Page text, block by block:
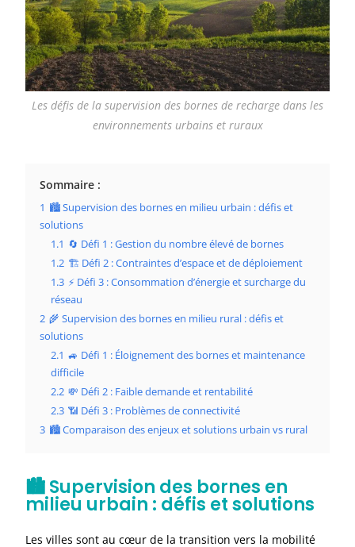
Les défis de la supervision des bornes de recharge dans les
environnements urbains et ruraux
Sommaire :
1 🏙️ Supervision des bornes en milieu urbain : défis et
solutions
1.1 🔄 Défi 1 : Gestion du nombre élevé de bornes
1.2 🏗️ Défi 2 : Contraintes d’espace et de déploiement
1.3 ⚡ Défi 3 : Consommation d’énergie et surcharge du
réseau
2 🌾 Supervision des bornes en milieu rural : défis et
solutions
2.1 🚙 Défi 1 : Éloignement des bornes et maintenance
difficile
2.2 💸 Défi 2 : Faible demande et rentabilité
2.3 📶 Défi 3 : Problèmes de connectivité
3 🏙️ Comparaison des enjeux et solutions urbain vs rural
🏙️ Supervision des bornes en
milieu urbain : défis et solutions
Les villes sont au cœur de la transition vers la mobilité